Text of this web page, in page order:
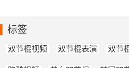
标签
双节棍视频 双节棍表演 双节